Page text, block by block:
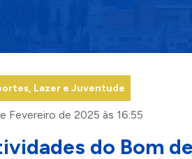
Lazer e Juventude
Fevereiro de 2025 às 16:55
do Bom